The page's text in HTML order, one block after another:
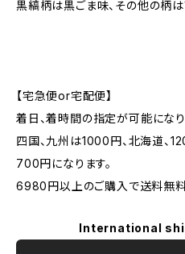
黒縞柄は黒ごま味、その他の柄は
【宅急便or宅配便】
着日、着時間の指定が可能になり
四国、九州は1000円、北海道、
700円になります。
6980円以上のご購入で送料無料
International